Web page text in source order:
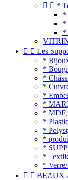
  *
*
*
*
  Les
*
*
*
*
*
*
* MDF,
*
*
*
*
*
*
  BEAUX